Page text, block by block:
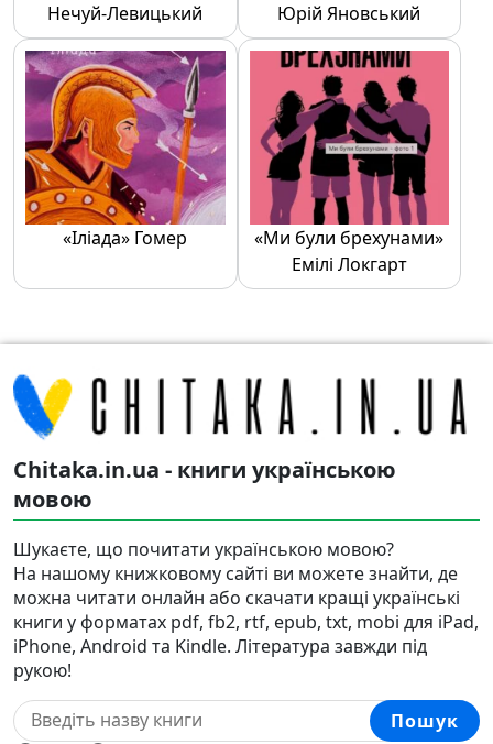
Нечуй-Левицький
Юрій Яновський
«Іліада» Гомер
«Ми були брехунами»
Емілі Локгарт
Chitaka.in.ua - книги українською
мовою
Шукаєте, що почитати українською мовою?
На нашому книжковому сайті ви можете знайти, де
можна читати онлайн або скачати кращі українські
книги у форматах pdf, fb2, rtf, epub, txt, mobi для iPad,
iPhone, Android та Kindle. Література завжди під
рукою!
Пошук